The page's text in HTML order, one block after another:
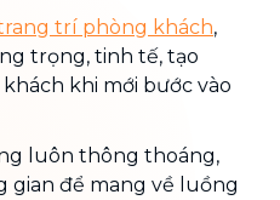
trí phòng khách,
trọng, tinh tế, tạo
khi mới bước vào
luôn thông thoáng,
gian để mang về luồng